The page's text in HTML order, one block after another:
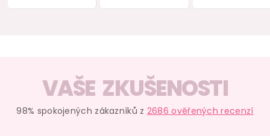
intimnípsychické i
Do košíku
tyčinku Jamu Stick
Do košíku
1 ks
VAŠE ZKUŠENOSTI
98% spokojených zákazníků z 2686 ověřených recenzí